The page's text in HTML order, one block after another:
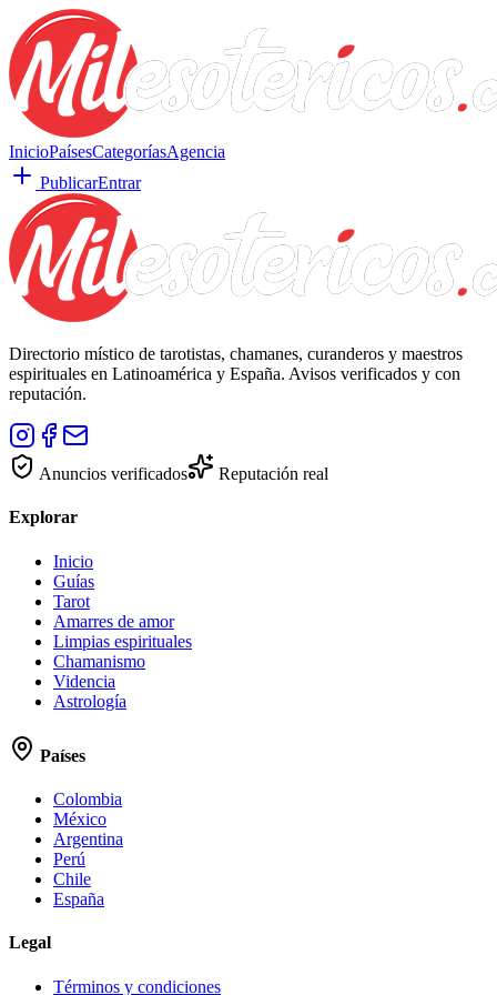
InicioPaísesCategoríasAgencia
PublicarEntrar
Directorio místico de tarotistas, chamanes, curanderos y maestros
espirituales en Latinoamérica y España. Avisos verificados y con
reputación.
Anuncios verificados Reputación real
Explorar
Inicio
Guías
Tarot
Amarres de amor
Limpias espirituales
Chamanismo
Videncia
Astrología
Países
Colombia
México
Argentina
Perú
Chile
España
Legal
Términos y condiciones